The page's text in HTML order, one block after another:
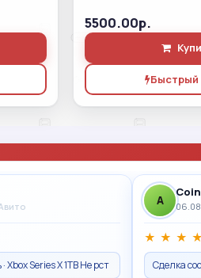
5500.00р.
Быстрый
Xbox Series X 1TB Не рст
A
★ ★ ★ ★
Сделка